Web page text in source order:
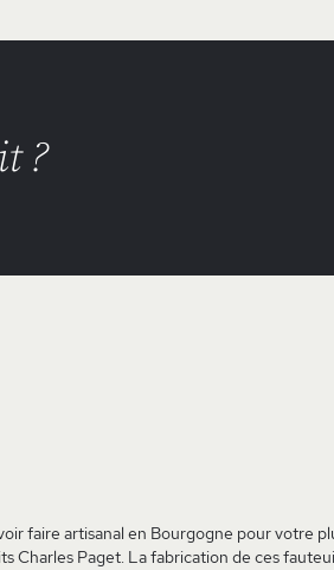
?
faire artisanal en Bourgogne pour votre
Charles Paget. La fabrication de ces